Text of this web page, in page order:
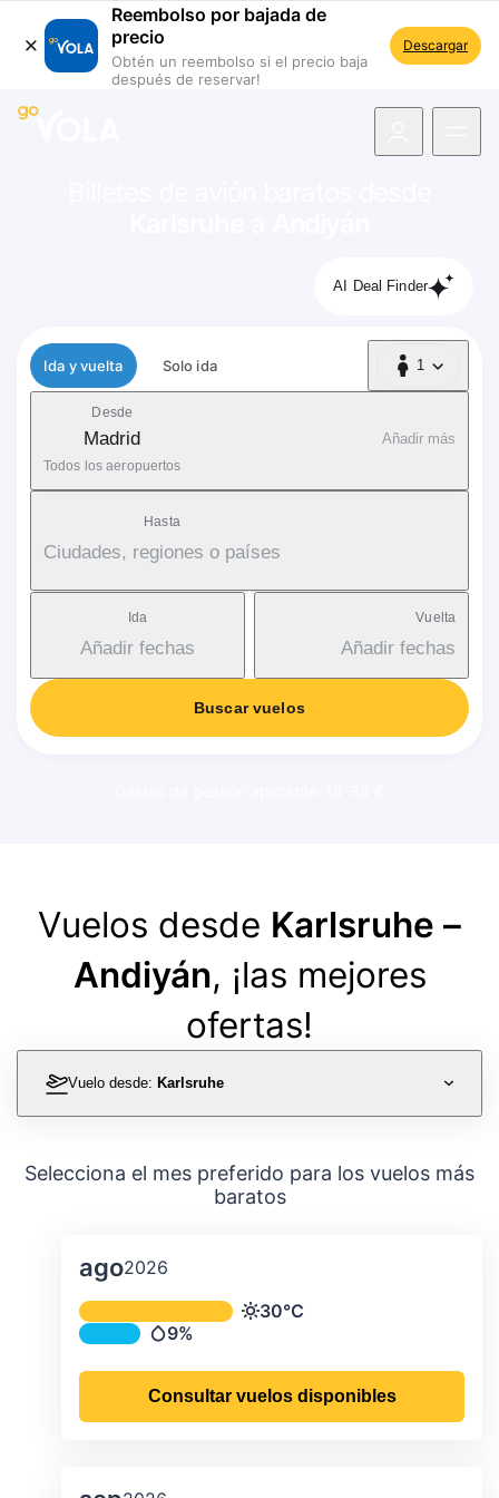
Reembolso por bajada de
precio
Obtén un reembolso si el precio baja
después de reservar!
Descargar
AI Deal Finder
Tipo de vuelo
Ida y vuelta Solo ida 1
1 Pasajero
Desde
Madrid
Todos los aeropuertos
Añadir más
Hasta
Ciudades, regiones o países
Ida
Añadir fechas
Vuelta
Añadir fechas
Buscar vuelos
Vuelos desde Karlsruhe –
Andiyán, ¡las mejores
ofertas!
Vuelo desde: Karlsruhe
Selecciona el mes preferido para los vuelos más
baratos
ago2026
Temperatura y precipitación media
Temperatura
30°C
Precipitación
9%
Consultar vuelos disponibles